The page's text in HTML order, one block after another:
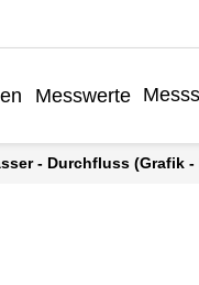
Messwerte
- Durchfluss (Grafik -